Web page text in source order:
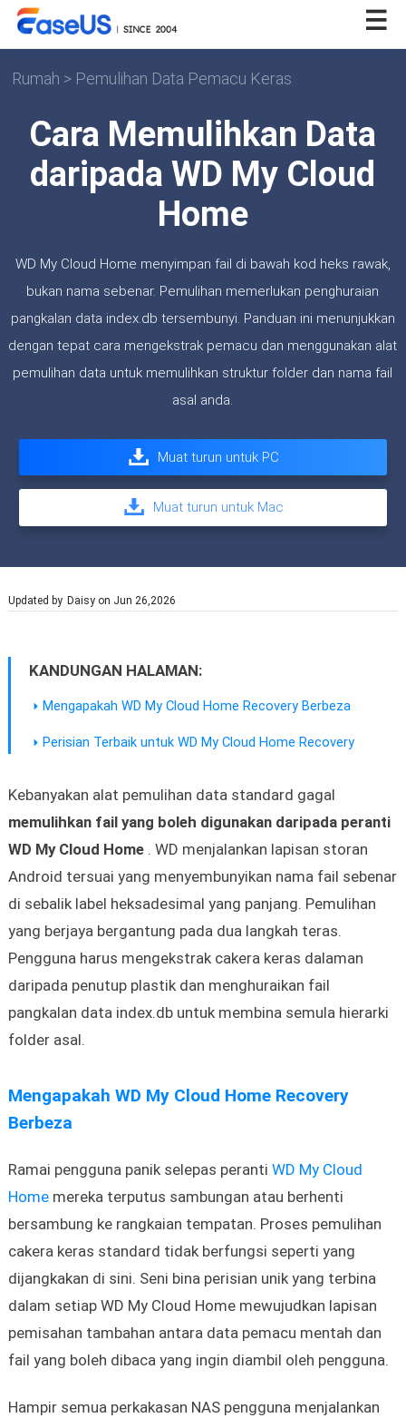
Rumah > Pemulihan Data Pemacu Keras
Cara Memulihkan Data
daripada WD My Cloud
Home
WD My Cloud Home menyimpan fail di bawah kod heks rawak,
bukan nama sebenar. Pemulihan memerlukan penghuraian
pangkalan data index.db tersembunyi. Panduan ini menunjukkan
dengan tepat cara mengekstrak pemacu dan menggunakan alat
pemulihan data untuk memulihkan struktur folder dan nama fail
asal anda.
Muat turun untuk PC
Muat turun untuk Mac
Updated by Daisyon Jun 26,2026
KANDUNGAN HALAMAN:
Mengapakah WD My Cloud Home Recovery Berbeza
Perisian Terbaik untuk WD My Cloud Home Recovery
Kebanyakan alat pemulihan data standard gagal
memulihkan fail yang boleh digunakan daripada peranti
WD My Cloud Home. WD menjalankan lapisan storan
Android tersuai yang menyembunyikan nama fail sebenar
di sebalik label heksadesimal yang panjang. Pemulihan
yang berjaya bergantung pada dua langkah teras.
Pengguna harus mengekstrak cakera keras dalaman
daripada penutup plastik dan menghuraikan fail
pangkalan data index.db untuk membina semula hierarki
folder asal.
Mengapakah WD My Cloud Home Recovery
Berbeza
Ramai pengguna panik selepas peranti WD My Cloud
Homemereka terputus sambungan atau berhenti
bersambung ke rangkaian tempatan. Proses pemulihan
cakera keras standard tidak berfungsi seperti yang
dijangkakan di sini. Seni bina perisian unik yang terbina
dalam setiap WD My Cloud Home mewujudkan lapisan
pemisahan tambahan antara data pemacu mentah dan
fail yang boleh dibaca yang ingin diambil oleh pengguna.
Hampir semua perkakasan NAS pengguna menjalankan